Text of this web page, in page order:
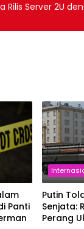
Rilis Server 2U
Panti
Putin
Senjata:
Perang